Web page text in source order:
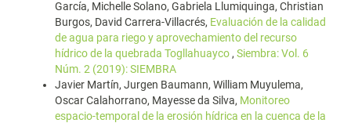
García, Michelle Solano, Gabriela Llumiquinga, Christian
Burgos, David Carrera-Villacrés, Evaluación de la calidad
de agua para riego y aprovechamiento del recurso
hídrico de la quebrada Togllahuayco , Siembra: Vol. 6
Núm. 2 (2019): SIEMBRA
Javier Martín, Jurgen Baumann, William Muyulema,
Oscar Calahorrano, Mayesse da Silva, Monitoreo
espacio-temporal de la erosión hídrica en la cuenca de la